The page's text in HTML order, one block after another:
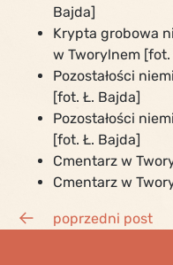
Bajda]
Krypta grobowa
w Tworylnem [fot.
Pozostałości
[fot. Ł. Bajda]
Pozostałości
[fot. Ł. Bajda]
Cmentarz w
Cmentarz w
poprzedni post